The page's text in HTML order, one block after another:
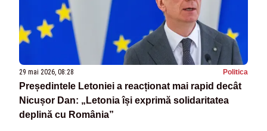
29 mai 2026, 08:28 Politica
Președintele Letoniei a reacționat mai rapid decât
Nicușor Dan: „Letonia își exprimă solidaritatea
deplină cu România”